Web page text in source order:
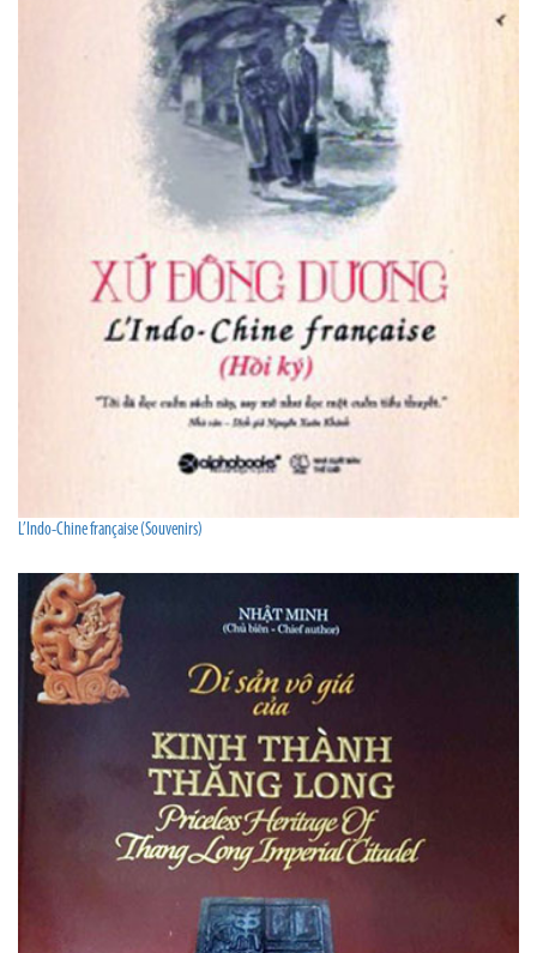
L’Indo-Chine française (Souvenirs)